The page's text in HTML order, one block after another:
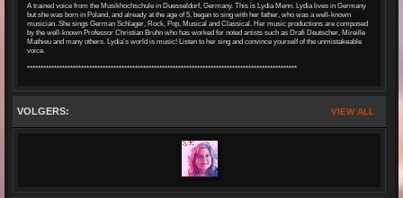
A trained voice from the Musikhochschule in Duesseldorf, Germany. This is Lydia Menn. Lydia lives in Germany
but she was born in Poland, and already at the age of 5, began to sing with her father, who was a well-known
musician. She sings German Schlager, Rock, Pop, Musical and Classical. Her music productions are composed
by the well-known Professor Christian Bruhn who has worked for noted artists such as Drafi Deutscher, Mireille
Mathieu and many others. Lydia’s world is music! Listen to her sing and convince yourself of the unmistakeable
voice.
****************************************************************************************************
VIEW ALL
VOLGERS: